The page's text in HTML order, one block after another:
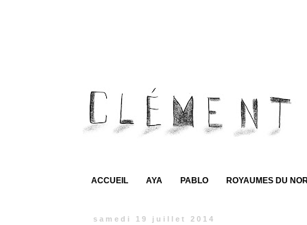
ACCUEIL AYA PABLO ROYAUMES DU
samedi 19 juillet 2014